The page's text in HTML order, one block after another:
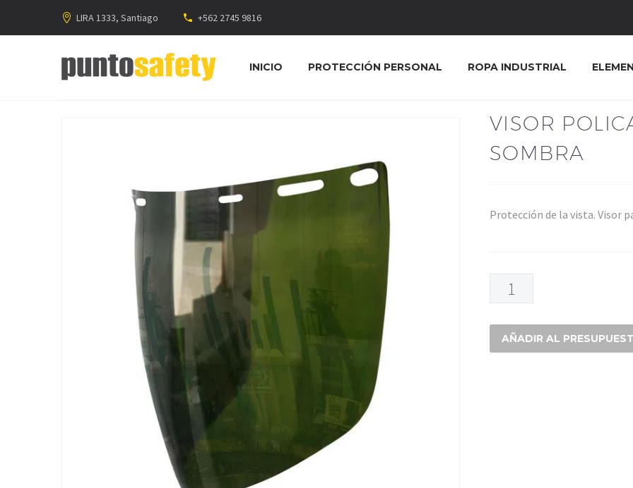
LIRA 1333, Santiago +562 2745 9816
INICIO PROTECCIÓN PERSONAL ROPA INDUSTRIAL
VISOR
SOMBRA
Protección de la vista. Visor
VISOR
POLICARBONATO
SOMBRA
cantidad
AÑADIR AL